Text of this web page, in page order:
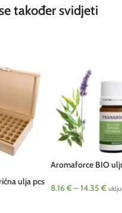
također svidjeti
ulja pcs
Aromaforce BIO
8.16€–14.35 €